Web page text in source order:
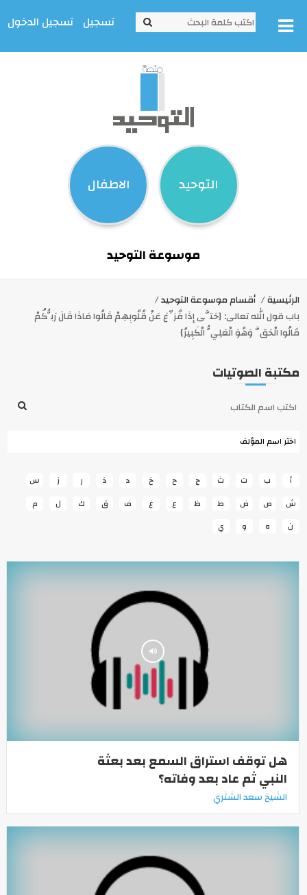
تسجيل تسجيل الدخول
التوحيد الاطفال
موسوعة التوحيد
الرئيسية
أقسام موسوعة التوحيد
باب قول الله تعالى: {حَتَّى إِذَا فُزِّعَ عَنْ قُلُوبِهِمْ قَالُوا مَاذَا قَالَ رَبُّكُمْ
قَالُوا الْحَقَّ وَهُوَ الْعَلِيُّ الْكَبِيرُ}
مكتبة الصوتيات
أ ب ت ث ج ح خ د ذ ر ز
س
ش
ص ض ط ظ ع غ ف ق ك ل
م
ن
ه و ي
هل توقف استراق السمع بعد بعثة
النبي ثم عاد بعد وفاته؟
الشيخ سعد الشثري